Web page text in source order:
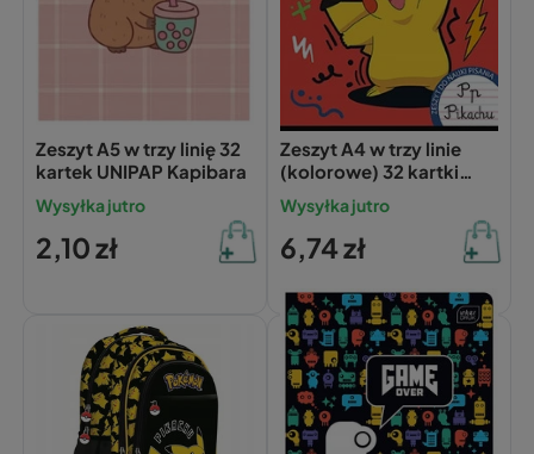
Zeszyt A5 w trzy linię 32
kartek UNIPAP Kapibara
Wysyłka jutro
2,10 zł
Unipap
Zeszyt A4 w trzy linie
(kolorowe) 32 kartki
UNIPAP POKEMON
Wysyłka jutro
6,74 zł